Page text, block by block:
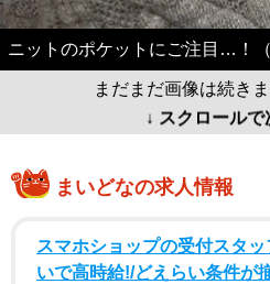
ニットのポケットにご注目…！
まだまだ画像は続き
↓ スクロールで
まいどなの求人情報
スマホショップの受付スタ
いで高時給!/どえらい条件が